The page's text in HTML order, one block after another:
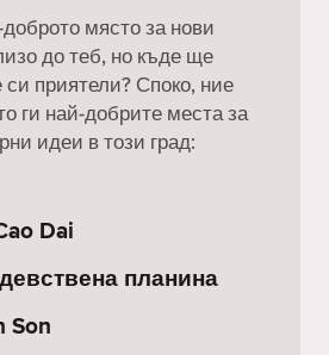
място за нови
до теб, но къде ще
приятели? Споко, ние
ги най-добрите места за
идеи в този град:
Dai
планина
Son